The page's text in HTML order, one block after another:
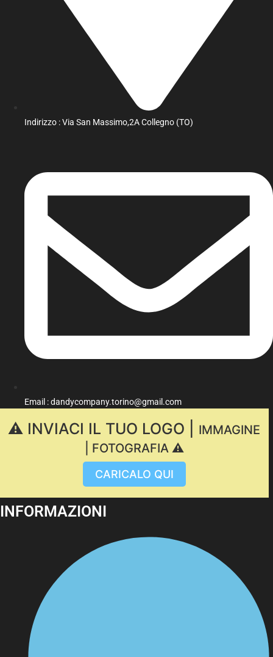
Indirizzo : Via San Massimo,2A Collegno (TO)
Email : dandycompany.torino@gmail.com
⚠️ INVIACI IL TUO LOGO |
IMMAGINE
| FOTOGRAFIA ⚠️
CARICALO QUI
INFORMAZIONI